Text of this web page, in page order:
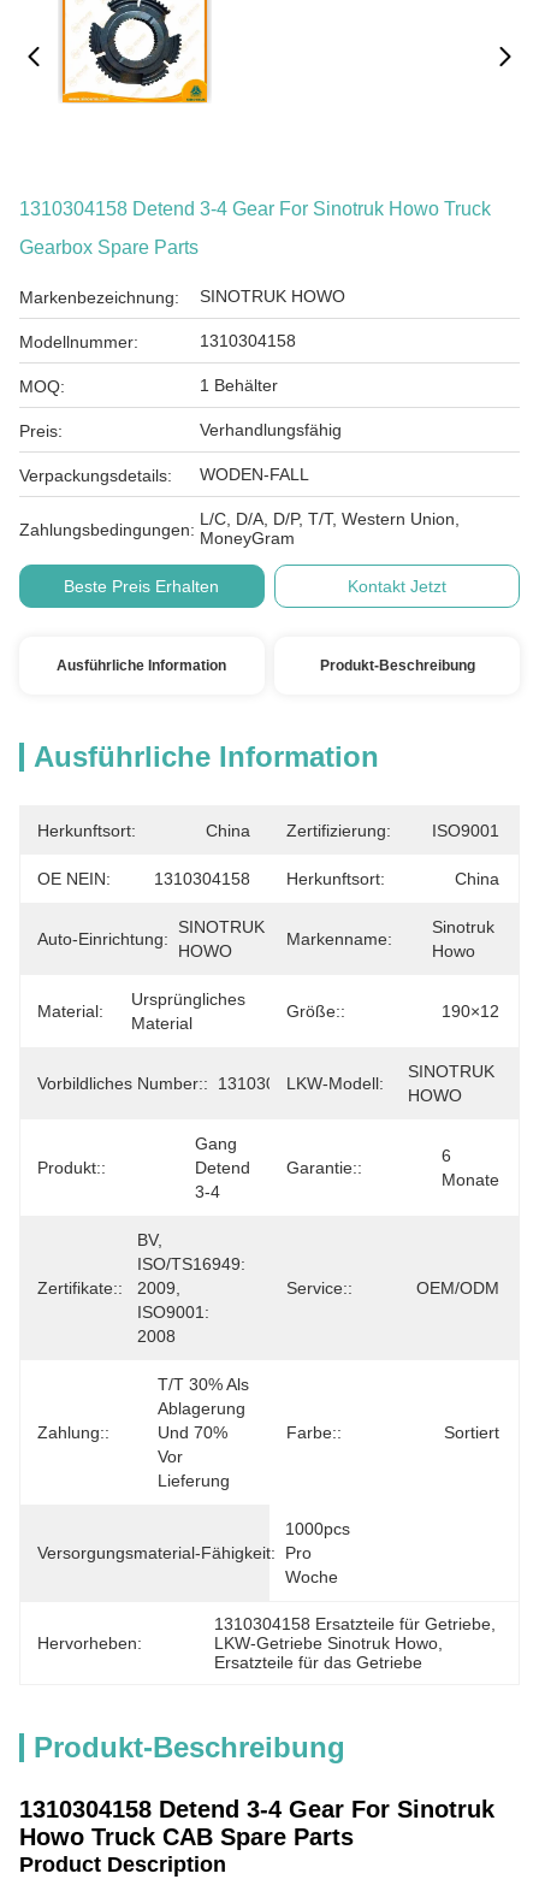
1310304158 Detend 3-4 Gear For Sinotruk Howo Truck
Gearbox Spare Parts
Markenbezeichnung: SINOTRUK HOWO
Modellnummer: 1310304158
MOQ: 1 Behälter
Preis: Verhandlungsfähig
Verpackungsdetails: WODEN-FALL
Zahlungsbedingungen:
L/C, D/A, D/P, T/T, Western Union,
MoneyGram
Beste Preis Erhalten Kontakt Jetzt
Ausführliche Information Produkt-Beschreibung
Ausführliche Information
Herkunftsort: China Zertifizierung: ISO9001
OE NEIN: 1310304158 Herkunftsort: China
Auto-Einrichtung:
SINOTRUK
HOWO
Markenname:
Sinotruk
Howo
Material:
Ursprüngliches
Material
Größe:: 190×12
Vorbildliches Number:: 1310304158LKW-Modell:
SINOTRUK
HOWO
Produkt::
Gang
Detend
3-4
Garantie::
6
Monate
Zertifikate::
BV,
ISO/TS16949:
2009,
ISO9001:
2008
Service:: OEM/ODM
Zahlung::
T/T 30% Als
Ablagerung
Und 70%
Vor
Lieferung
Farbe:: Sortiert
Versorgungsmaterial-Fähigkeit:
1000pcs
Pro
Woche
Hervorheben:
1310304158 Ersatzteile für Getriebe
LKW-Getriebe Sinotruk Howo
Ersatzteile für das Getriebe
Produkt-Beschreibung
1310304158 Detend 3-4 Gear For Sinotruk
Howo Truck CAB Spare Parts
Product Description